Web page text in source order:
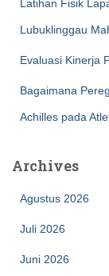
Latihan Fisik
Lubuklinggau
Evaluasi Kinerja
Bagaimana
Achilles pada
Archives
Agustus 2026
Juli 2026
Juni 2026